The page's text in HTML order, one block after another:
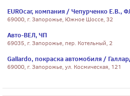
EUROcar, компания / Чепурченко Е.В.,
69000, г. Запорожье, Южное Шоссе, 32
Авто-ВЕЛ, ЧП
69035, г. Запорожье, пер. Котельный, 2
Gallardo, покраска автомобиля /
69000, г. Запорожье, ул. Космическая, 121